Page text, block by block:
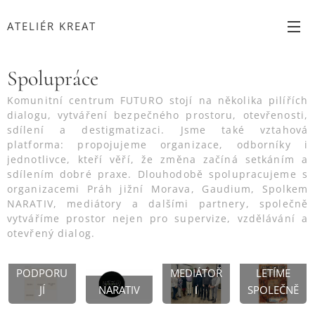
ATELIÉR KREAT
Spolupráce
Komunitní centrum FUTURO stojí na několika pilířích
dialogu, vytváření bezpečného prostoru, otevřenosti,
sdílení a destigmatizaci. Jsme také vztahová
platforma: propojujeme organizace, odborníky i
jednotlivce, kteří věří, že změna začíná setkáním a
sdílením dobré praxe. Dlouhodobě spolupracujeme s
organizacemi Práh jižní Morava, Gaudium, Spolkem
NARATIV, mediátory a dalšími partnery, společně
vytváříme prostor nejen pro supervize, vzdělávání a
otevřený dialog.
PRAVIDEL
PODPORU
JÍ
NARATIV
MEDIÁTOŘ
I
LETÍME
SPOLEČNĚ